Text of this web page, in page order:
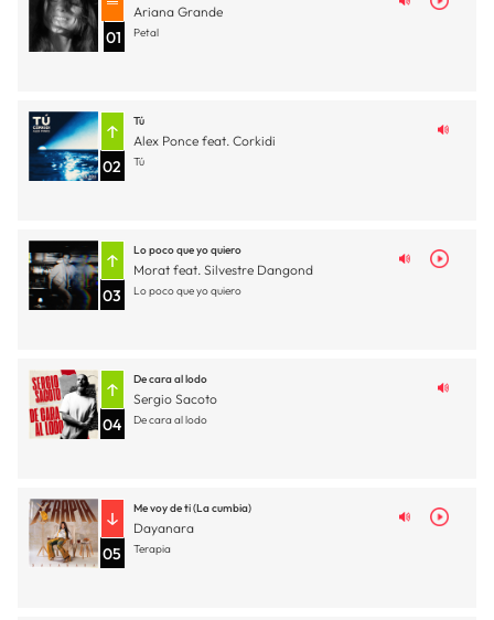
01
Ariana Grande
Petal
02
Tú
Alex Ponce feat. Corkidi
Tú
03
Lo poco que yo quiero
Morat feat. Silvestre Dangond
Lo poco que yo quiero
04
De cara al lodo
Sergio Sacoto
De cara al lodo
05
Me voy de ti (La cumbia)
Dayanara
Terapia